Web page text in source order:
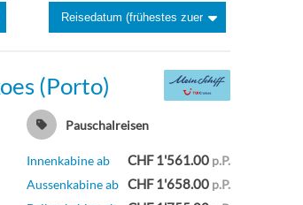
(Porto)
Pauschalreisen
Innenkabine ab CHF 1'561.00 p.P.
Aussenkabine ab CHF 1'658.00 p.P.